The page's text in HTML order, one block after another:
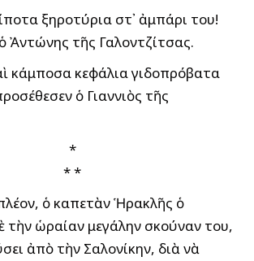
ξηροτύρια στ᾽ ἀμπάρι του!
Ἀντώνης τῆς Γαλοντζίτσας.
κάμποσα κεφάλια γιδοπρόβατα
ὁ Γιαννιὸς τῆς
*
* *
ὁ καπετὰν Ἡρακλῆς ὁ
τὴν ὡραίαν μεγάλην σκούναν του,
ἀπὸ τὴν Σαλονίκην, διὰ νὰ